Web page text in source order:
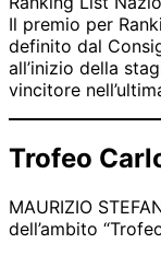
Il premio per
definito dal
all’inizio della
vincitore
Trofeo
MAURIZIO
dell’ambito